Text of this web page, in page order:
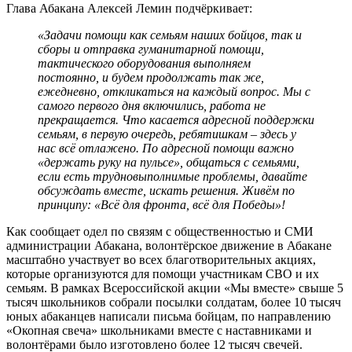
Глава Абакана Алексей Лемин подчёркивает:
«Задачи помощи как семьям наших бойцов, так и
сборы и отправка гуманитарной помощи,
тактического оборудования выполняем
постоянно, и будем продолжать так же,
ежедневно, откликаться на каждый вопрос. Мы с
самого первого дня включились, работа не
прекращается. Что касается адресной поддержки
семьям, в первую очередь, ребятишкам – здесь у
нас всё отлажено. По адресной помощи важно
«держать руку на пульсе», общаться с семьями,
если есть трудновыполнимые проблемы, давайте
обсуждать вместе, искать решения. Живём по
принципу: «Всё для фронта, всё для Победы»!
Как сообщает одел по связям с общественностью и СМИ
администрации Абакана, волонтёрское движение в Абакане
масштабно участвует во всех благотворительных акциях,
которые организуются для помощи участникам СВО и их
семьям. В рамках Всероссийской акции «Мы вместе» свыше 5
тысяч школьников собрали посылки солдатам, более 10 тысяч
юных абаканцев написали письма бойцам, по направлению
«Окопная свеча» школьниками вместе с наставниками и
волонтёрами было изготовлено более 12 тысяч свечей.